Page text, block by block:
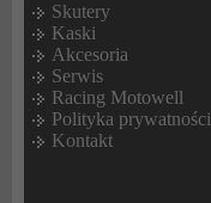
Skutery
Kaski
Akcesoria
Serwis
Racing Motowell
Polityka prywatności
Kontakt